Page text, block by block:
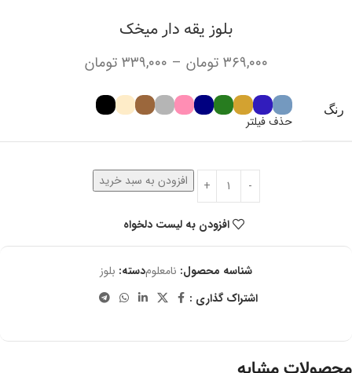
بلوز یقه دار میخک
۳۶۹,۰۰۰ تومان – ۳۳۹,۰۰۰ تومان
رنگ
حذف فیلتر
افزودن به سبد خرید
افزودن به لیست دلخواه
شناسه محصول: نامعلومدسته: بلوز
اشتراک گذاری :